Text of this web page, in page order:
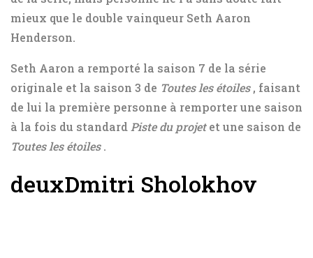
mieux que le double vainqueur Seth Aaron
Henderson.
Seth Aaron a remporté la saison 7 de la série
originale et la saison 3 de Toutes les étoiles, faisant
de lui la première personne à remporter une saison
à la fois du standard Piste du projetet une saison de
Toutes les étoiles.
deuxDmitri Sholokhov